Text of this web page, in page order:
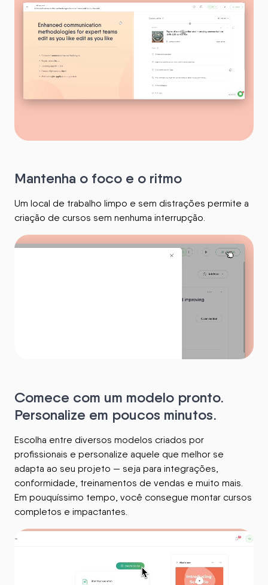
Mantenha o foco e o ritmo
Um local de trabalho limpo e sem distrações permite a
criação de cursos sem nenhuma interrupção.
Comece com um modelo pronto.
Personalize em poucos minutos.
Escolha entre diversos modelos criados por
profissionais e personalize aquele que melhor se
adapta ao seu projeto — seja para integrações,
conformidade, treinamentos de vendas e muito mais.
Em pouquíssimo tempo, você consegue montar cursos
completos e impactantes.